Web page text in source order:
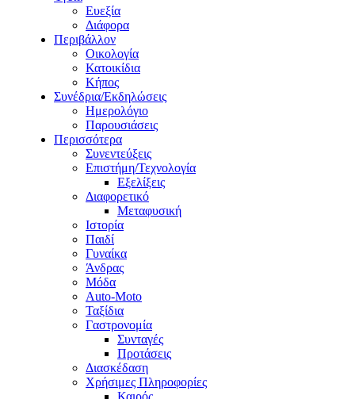
Ευεξία
Διάφορα
Περιβάλλον
Οικολογία
Κατοικίδια
Κήπος
Συνέδρια/Εκδηλώσεις
Ημερολόγιο
Παρουσιάσεις
Περισσότερα
Συνεντεύξεις
Επιστήμη/Τεχνολογία
Εξελίξεις
Διαφορετικό
Μεταφυσική
Ιστορία
Παιδί
Γυναίκα
Άνδρας
Μόδα
Auto-Moto
Ταξίδια
Γαστρονομία
Συνταγές
Προτάσεις
Διασκέδαση
Χρήσιμες Πληροφορίες
Καιρός